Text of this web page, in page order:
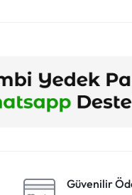
Güvenilir